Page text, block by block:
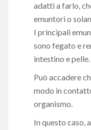
adatti a farlo,
emuntori o
I principali
sono fegato e
intestino e pelle.
Può accadere
modo in
organismo.
In questo caso,